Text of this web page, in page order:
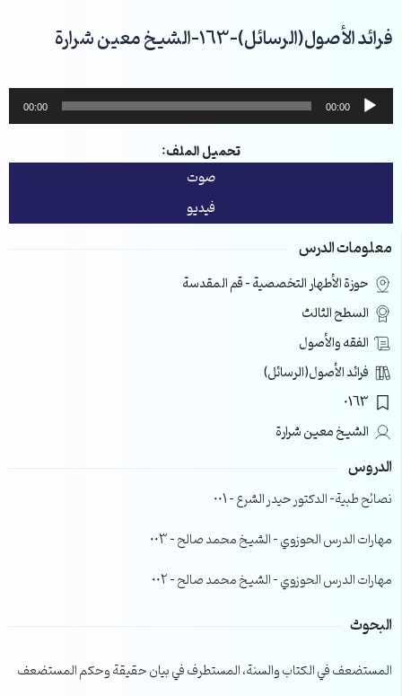
إلى
المحتوى
فرائد الأصول(الرسائل)-163-الشيخ معين شرارة
مشغل
الصوت
00:00
00:00
تحميل الملف:
صوت
فيديو
معلومات الدرس
حوزة الأطهار التخصصية – قم المقدسة
السطح الثالث
الفقه والأصول
فرائد الأصول(الرسائل)
0163
الشيخ معين شرارة
الدروس
نصائح طبية- الدكتور حيدر الشرع – 001
مهارات الدرس الحوزوي – الشيخ محمد صالح – 003
مهارات الدرس الحوزوي – الشيخ محمد صالح – 002
البحوث
المستضعف في الكتاب والسنة، المستطرف في بيان حقيقة وحكم المستضعف